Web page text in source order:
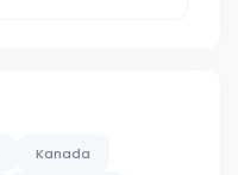
Kanada